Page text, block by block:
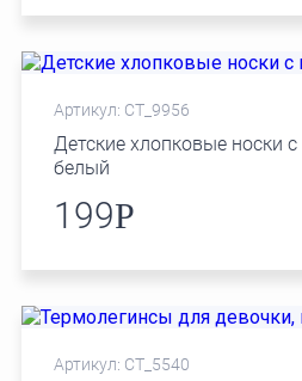
Артикул: СТ_9956
Детские хлопковые носки
белый
199Р
Артикул: СТ_5540